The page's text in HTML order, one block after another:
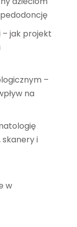
jak projekt
–
na
i
w